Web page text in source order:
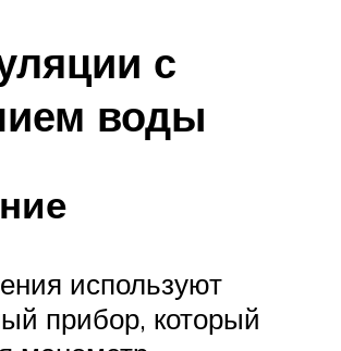
с
воды
используют
прибор, который